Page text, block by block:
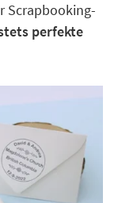
Scrapbooking-
perfekte